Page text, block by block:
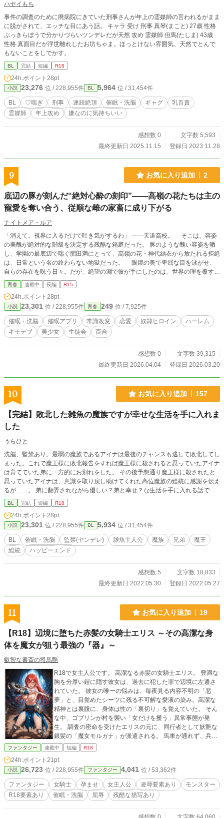
ハヤイもち
事件の調査のために廃病院にきていた刑事さんが年上の霊媒師の言われるがまま
に脱がされて、エッチな目にあう話。 キャラ 受け 刑事 真琴(まこと) 27歳 性格
ぶっきらぼうで分かりづらいツンデレだが天然 攻め 霊媒師 但馬(たしま) 43歳
性格 真面目だが浮世離れしたお坊ちゃま。ほっとけない雰囲気。天然でとんで
もないことをしでかす。
BL 完結 短編 R18
24h.ポイント 28pt
小説 23,276 位 / 228,955件 BL 5,964 位 / 31,454件
BL ♡喘ぎ 刑事 連続絶頂 催眠・洗脳 ギャグ
乳首責
霊媒師
年上攻め 嫌なのに気持ちいい
感想数 0
文字数 5,593
最終更新日 2025.11.15
登録日 2023.11.28
9 お気に入り追加 2
底辺の豚が刻んだ“絶対心酔の刻印”――高嶺の花たちは主の
寵愛を奪い合う、従順な雌の家畜に成り下がる
ナイトメア・ルア
「消えて。視界に入るだけで吐き気がするわ」 ――天道高校。 そこは、容姿
の美醜が絶対的な階級を決定する残酷な箱庭だった。 豚のような醜い容姿を晒
し、学園の最底辺で喘ぐ肥田満にとって、高嶺の花・神代結衣から放たれる拒絶
は、日常という名の終わらない地獄だった。 眼鏡の奥で卑屈な目を泳がせ、
自らの存在を呪う日々。だが、絶望の淵で彼が手にしたのは、世界の理を覆す禁
断の力――触れた者の好感度を強制的にカンストさせ、理性を愛欲で塗り潰す
「絶対心酔の刻印」だった。 「満さま……♡ 私を、貴方様の忠実な牝犬にし
てください……ッ♡」 昨日まで満をゴミのように蔑んでいた「氷の女神」
が、今や全裸となり、冷たい床に額を擦り付けて許しを請う。 刻印によって上
書きされた彼女の脳内では、かつての嫌悪が狂信的な心酔へと反転し、満の声を
聞くだけで子宮が疼き、潮を吹くほどの悦びに震えているのだ。 ――しかし、
これは支配の序章に過ぎない。 一人、また一人と、満を蔑んでいた高慢な美
た唯一の生存戦略は、主である満への「貢献度」を競い、誰よりも深く愛される
「一番のメス」に上り詰めること。 自慢の髪を掴まれ、泥靴を舐め、家畜と
「主の種を誰よりも欲しがる」という本能のみ。 学園のヒロインたちが自ら尊
厳をかなぐり捨て、凄惨かつ甘美な寵愛争奪戦に身を投じる時、満の周囲には、
欲望と執着が渦巻く地獄のハーレムが完成していく。 底辺の豚に飼われるこ
とを至上の幸福と叫ぶ、堕ちた乙女たちの狂演が今、幕を開ける――。
青春 連載中 長編 R15
24h.ポイント 28pt
小説 23,301 位 / 228,955件 青春 249 位 / 7,925件
催眠・洗脳 催眠アプリ 常識改変 恋愛 奴隷ヒロイン
ハーレム
キモデブ
美少女 生徒会 百合
感想数 0
文字数 39,315
最終更新日 2026.04.04
登録日 2026.03.20
10 お気に入り追加 157
【完結】敗北した雑魚の魔族ですが幸せな生活を手に入れま
した
うらひと
洗脳、監禁あり。最弱の魔族であるアイナは最後のチャンスも逃して敗北してし
まった。これで魔王様に敗北報告をすれば魔王様に殺されると思っていたアイナ
は育てていた弟に一方的にお別れをした。 その後予想通り魔王様に殺されたと
思っていたアイナは、意識を取り戻し助けてくれた高位魔族の総統に感謝を伝え
るが……。 弟に翻弄されながら優しい？弟と幸せ？な生活を手に入れる話で
す。他サイトで掲載した分に＋相手sideを投稿します。
BL 完結 短編 R18
24h.ポイント 28pt
小説 23,301 位 / 228,955件 BL 5,934 位 / 31,454件
BL 催眠・洗脳 監禁(ヤンデレ) 雑魚主人公 魔族 兄弟
魔王
総統
ハッピーエンド
感想数 5
文字数 18,833
最終更新日 2022.05.30
登録日 2022.05.27
11 お気に入り追加 19
【R18】辺境に堕ちた赤髪の女騎士エリス ～その高潔な身
体を魔女が狙う最強の『器』～
叡智な書斎の司馬艶
R18で女主人公です。 高潔なる赤髪の女騎士エリス。 豊満な
胸を分厚い鎧に隠す彼女は、過去に犯した罪で辺境に左遷さ
れていた。 彼女の唯一の悩みは、毎夜見る内容不明の「悪
夢」と、目覚めたシーツに残る不可解な愛液の染み。高潔な
精神とは裏腹に、身体は性の「裏切り」を覚えていた。 そん
な中、ゴブリンが村を襲い「女だけを攫う」異常事態が発
生。 調査の密命を受けたエリスの元に、同行者として妖艶な
銀髪の「魔女モルガナ」が派遣される。 馬車が通れず、兵士
を待機させ、女二人きりで森を進む二人。 「あら、『夢の
を知るかのようなモルガナの言葉に、エリスは戦慄する。 ゴ
ブリンの巣窟である洞窟に潜入した二人が目撃したのは、攫
われた女たちがゴブリンに無残にも中出しされ、凌辱される
地獄絵図だった。 「（許さない……！）」 任務も忘れるほど
の怒りに燃えたエリスは、モルガナの制止を振り切り、単身
ファンタジー 連載中 短編 R18
24h.ポイント 21pt
小説 26,723 位 / 228,955件 ファンタジー 4,041 位 / 53,362件
ファンタジー 女騎士 孕ませ 女主人公 凌辱要素あり
モンスター
R18要素あり
催眠・洗脳 屈辱 残酷な描写あり